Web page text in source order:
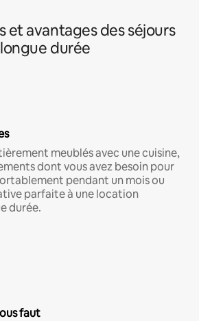
et avantages des séjours
longue durée
meublés avec une cuisine,
dont vous avez besoin pour
pendant un mois ou
parfaite à une location
durée.
faut